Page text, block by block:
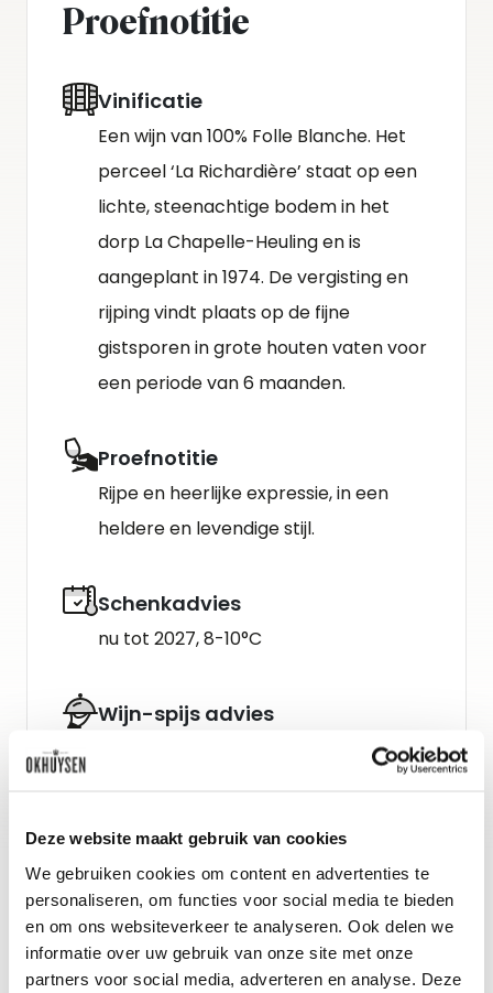
Deze website maakt gebruik van cookies
We gebruiken cookies om content en advertenties te
personaliseren, om functies voor social media te bieden
en om ons websiteverkeer te analyseren. Ook delen we
informatie over uw gebruik van onze site met onze
partners voor social media, adverteren en analyse. Deze
Proefnotitie
Vinificatie
Een wijn van 100% Folle Blanche. Het
perceel ‘La Richardière’ staat op een
lichte, steenachtige bodem in het
dorp La Chapelle-Heuling en is
aangeplant in 1974. De vergisting en
rijping vindt plaats op de fijne
gistsporen in grote houten vaten voor
een periode van 6 maanden.
Proefnotitie
Rijpe en heerlijke expressie, in een
heldere en levendige stijl.
Schenkadvies
nu tot 2027, 8-10°C
Wijn-spijs advies
Heerlijk bij oesters, schelpdieren of